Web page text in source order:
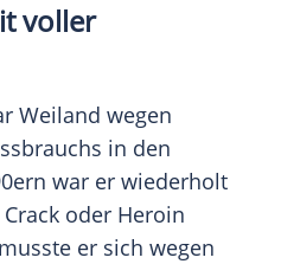
voller
Weiland wegen
in den
war er wiederholt
oder Heroin
er sich wegen